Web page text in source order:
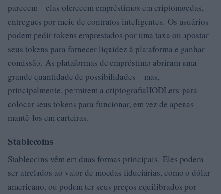
parecem – elas oferecem empréstimos em criptomoedas,
entregues por meio de contratos inteligentes. Os usuários
podem pedir tokens emprestados por uma taxa ou apostar
seus tokens para fornecer liquidez à plataforma e ganhar
comissão. As plataformas de empréstimo abriram uma
grande quantidade de possibilidades – mas,
principalmente, permitem a criptografiaHODLers para
colocar seus tokens para funcionar, em vez de apenas
mantê-los em carteiras.
Stablecoins
Stablecoins vêm em duas formas principais. Eles podem
ser atrelados ao valor de moedas fiduciárias, como o dólar
americano, ou podem ter seus preços equilibrados por